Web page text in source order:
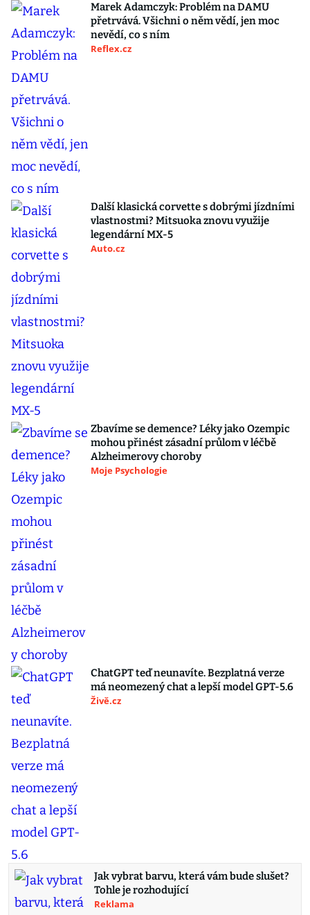
Marek Adamczyk: Problém na DAMU
přetrvává. Všichni o něm vědí, jen moc
nevědí, co s ním
Reflex.cz
Další klasická corvette s dobrými jízdními
vlastnostmi? Mitsuoka znovu využije
legendární MX-5
Auto.cz
Zbavíme se demence? Léky jako Ozempic
mohou přinést zásadní průlom v léčbě
Alzheimerovy choroby
Moje Psychologie
ChatGPT teď neunavíte. Bezplatná verze
má neomezený chat a lepší model GPT-5.6
Živě.cz
Jak vybrat barvu, která vám bude slušet?
Tohle je rozhodující
Reklama